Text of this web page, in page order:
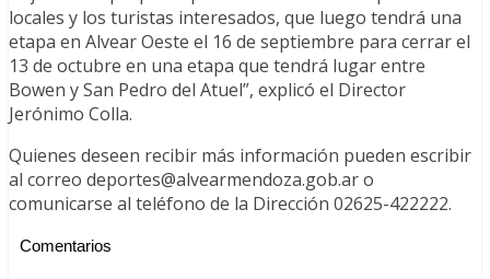
locales y los turistas interesados, que luego tendrá una
etapa en Alvear Oeste el 16 de septiembre para cerrar el
13 de octubre en una etapa que tendrá lugar entre
Bowen y San Pedro del Atuel”, explicó el Director
Jerónimo Colla.
Quienes deseen recibir más información pueden escribir
al correo deportes@alvearmendoza.gob.ar o
comunicarse al teléfono de la Dirección 02625-422222.
Comentarios